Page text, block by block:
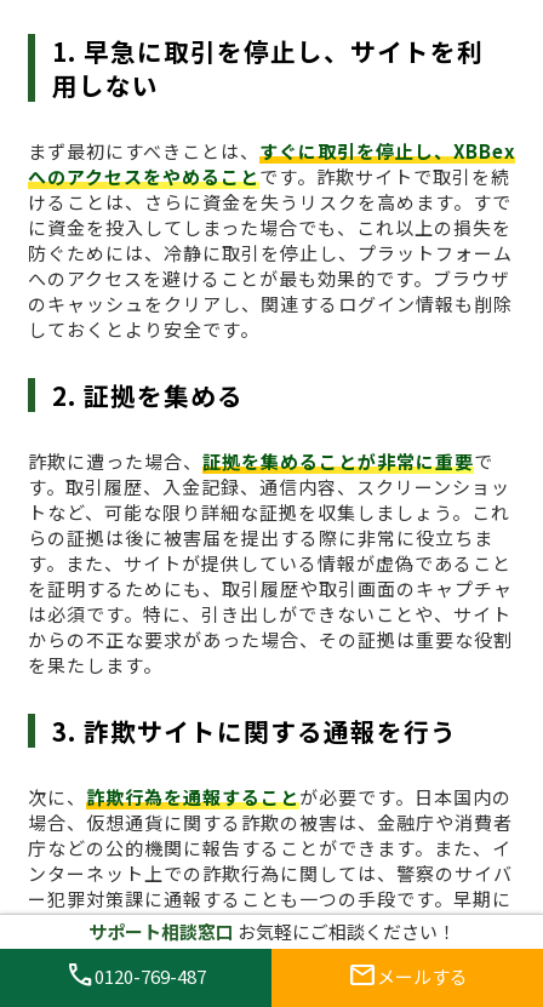
1. 早急に取引を停止し、サイトを利
用しない
まず最初にすべきことは、 すぐに取引を停止し、XBBex
へのアクセスをやめることです。詐欺サイトで取引を続
けることは、さらに資金を失うリスクを高めます。すで
に資金を投入してしまった場合でも、これ以上の損失を
防ぐためには、冷静に取引を停止し、プラットフォーム
へのアクセスを避けることが最も効果的です。ブラウザ
のキャッシュをクリアし、関連するログイン情報も削除
しておくとより安全です。
2. 証拠を集める
詐欺に遭った場合、 証拠を集めることが非常に重要で
す。取引履歴、入金記録、通信内容、スクリーンショッ
トなど、可能な限り詳細な証拠を収集しましょう。これ
らの証拠は後に被害届を提出する際に非常に役立ちま
す。また、サイトが提供している情報が虚偽であること
を証明するためにも、取引履歴や取引画面のキャプチャ
は必須です。特に、引き出しができないことや、サイト
からの不正な要求があった場合、その証拠は重要な役割
を果たします。
3. 詐欺サイトに関する通報を行う
次に、 詐欺行為を通報することが必要です。日本国内の
場合、仮想通貨に関する詐欺の被害は、金融庁や消費者
庁などの公的機関に報告することができます。また、イ
ンターネット上での詐欺行為に関しては、警察のサイバ
ー犯罪対策課に通報することも一つの手段です。早期に
通報を行うことで、他のユーザーへの被害拡大を防ぐこ
とにもつながります。国外の業者に関しても、詐欺行為
が確認できる場合は、国際的な詐欺対策機関に通報する
サポート相談窓口 お気軽にご相談ください！
call0120-769-487 mail メールする